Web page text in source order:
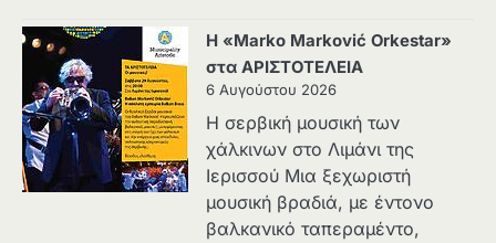
Η «Marko Marković Orkestar»
στα ΑΡΙΣΤΟΤΕΛΕΙΑ
6 Αυγούστου 2026
Η σερβική μουσική των
χάλκινων στο Λιμάνι της
Ιερισσού Μια ξεχωριστή
μουσική βραδιά, με έντονο
βαλκανικό ταπεραμέντο,